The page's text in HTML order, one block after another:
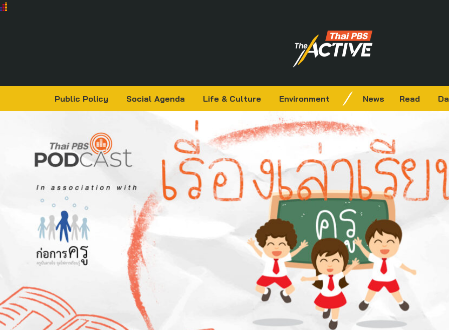
Public Policy Social Agenda Life & Culture Environment News Read